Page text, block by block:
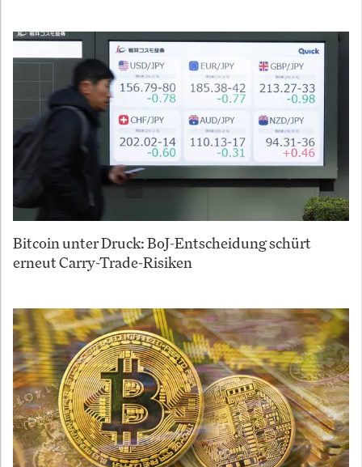
Bitcoin unter Druck: BoJ-Entscheidung schürt
erneut Carry-Trade-Risiken